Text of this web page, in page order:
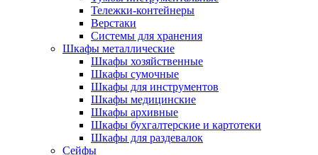
Тележки-контейнеры
Верстаки
Системы для хранения
Шкафы металлические
Шкафы хозяйственные
Шкафы сумочные
Шкафы для инструментов
Шкафы медицинские
Шкафы архивные
Шкафы бухгалтерские и картотеки
Шкафы для раздевалок
Сейфы